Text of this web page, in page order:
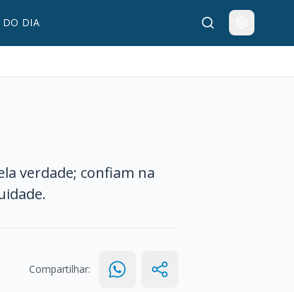
DO DIA
verdade; confiam na
Compartilhar: